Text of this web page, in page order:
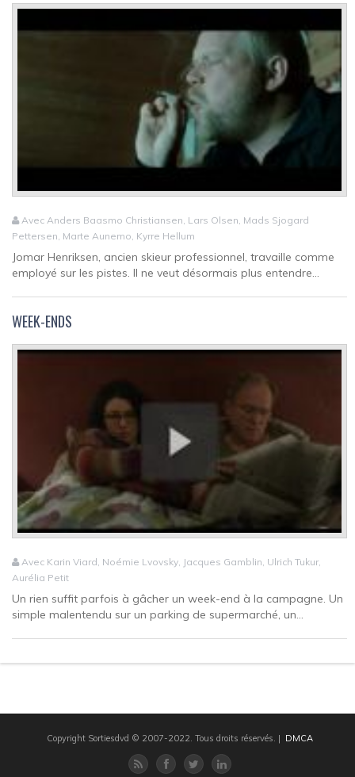
Avec Anders Baasmo Christiansen, Lars Olsen, Mads Sjogard
Pettersen, Marte Aunemo, Kyrre Hellum
Jomar Henriksen, ancien skieur professionnel, travaille comme
employé sur les pistes. Il ne veut désormais plus entendre...
WEEK-ENDS
Avec Karin Viard, Noémie Lvovsky, Jacques Gamblin, Ulrich Tukur,
Aurélia Petit
Un rien suffit parfois à gâcher un week-end à la campagne. Un
simple malentendu sur un parking de supermarché, un...
Copyright Sortiesdvd © 2007-2022. Tous droits réservés. | DMCA